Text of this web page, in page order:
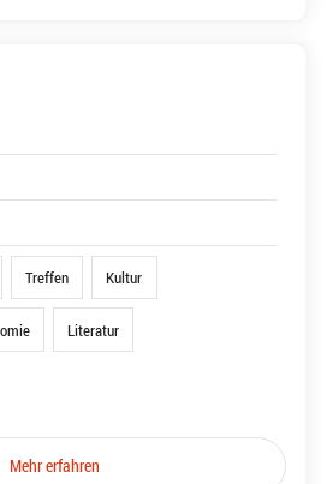
Treffen Kultur
Literatur
Mehr erfahren